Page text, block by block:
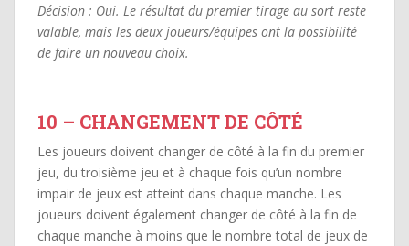
Décision : Oui. Le résultat du premier tirage au sort reste
valable, mais les deux joueurs/équipes ont la possibilité
de faire un nouveau choix.
10 – CHANGEMENT DE CÔTÉ
Les joueurs doivent changer de côté à la fin du premier
jeu, du troisième jeu et à chaque fois qu’un nombre
impair de jeux est atteint dans chaque manche. Les
joueurs doivent également changer de côté à la fin de
chaque manche à moins que le nombre total de jeux de